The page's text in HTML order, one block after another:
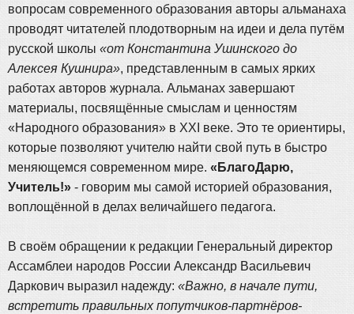
вопросам современного образования авторы альманаха
проводят читателей плодотворным на идеи и дела путём
русской школы «от Константина Ушинского до
Алексея Кушнира», представленным в самых ярких
работах авторов журнала. Альманах завершают
материалы, посвящённые смыслам и ценностям
«Народного образования» в XXI веке. Это те ориентиры,
которые позволяют учителю найти свой путь в быстро
меняющемся современном мире. «БлагоДарю,
Учитель!» - говорим мы самой историей образования,
воплощённой в делах величайшего педагога.
В своём обращении к редакции Генеральный директор
Ассамблеи народов России Александр Васильевич
Даркович выразил надежду: «Важно, в начале пути,
встретить правильных попутчиков-партнёров-